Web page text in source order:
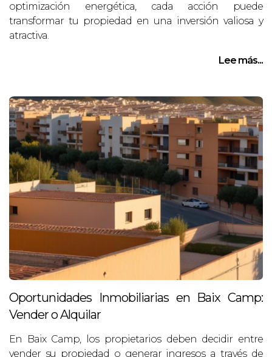
optimización energética, cada acción puede
transformar tu propiedad en una inversión valiosa y
atractiva.
Lee más...
Oportunidades Inmobiliarias en Baix Camp:
Vender o Alquilar
En Baix Camp, los propietarios deben decidir entre
vender su propiedad o generar ingresos a través de